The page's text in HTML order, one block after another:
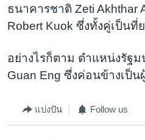
ธนาคารชาติ Zeti Akhthar
Robert Kuok ซึ่งทั้งคู่เป็นที่
อย่างไรก็ตาม ตำแหน่งรัฐ
Guan Eng ซึ่งค่อนข้างเป็
แบ่งปัน Follow us